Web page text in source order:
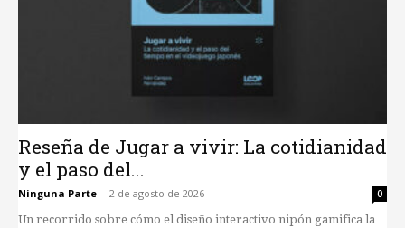
Reseña de Jugar a vivir: La cotidianidad
y el paso del...
Ninguna Parte - 2 de agosto de 2026 0
Un recorrido sobre cómo el diseño interactivo nipón gamifica la